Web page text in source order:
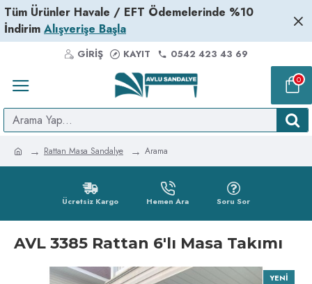
Tüm Ürünler Havale / EFT Ödemelerinde %10
İndirim Alışverişe Başla
GIRIŞ KAYIT 0542 423 43 69
0
Rattan Masa Sandalye Arama
Ücretsiz Kargo Hemen Ara Soru Sor
AVL 3385 Rattan 6'lı Masa Takımı
YENI